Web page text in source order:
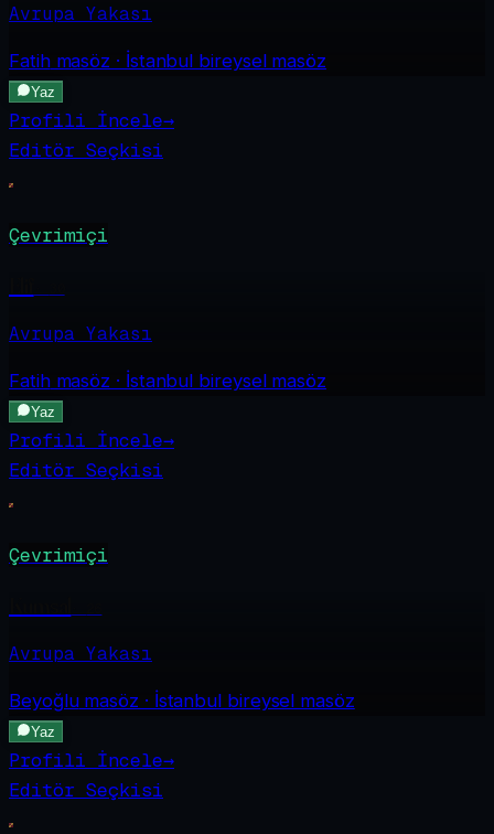
Avrupa Yakası
Fatihmasöz · İstanbul bireysel masöz
Yaz
Profili İncele→
Editör Seçkisi
Çevrimiçi
Avrupa Yakası
Fatihmasöz · İstanbul bireysel masöz
Yaz
Profili İncele→
Editör Seçkisi
Çevrimiçi
Avrupa Yakası
Beyoğlumasöz · İstanbul bireysel masöz
Yaz
Profili İncele→
Editör Seçkisi